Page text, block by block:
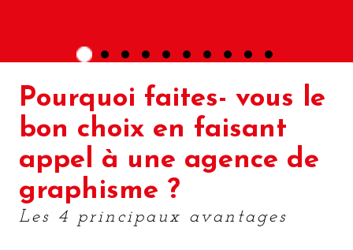
Pourquoi faites- vous le
bon choix en faisant
appel à une agence de
graphisme ?
Les 4 principaux avantages